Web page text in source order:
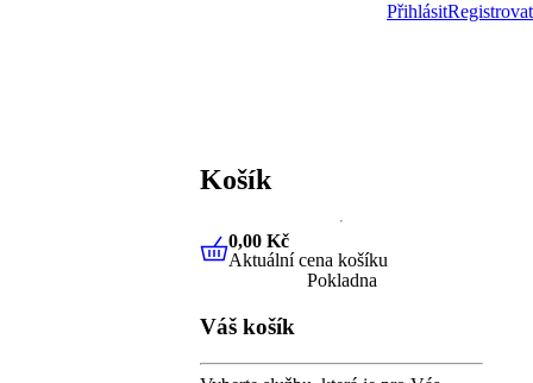
PřihlásitRegistrovat
Košík
0,00 KčAktuální cena košíku
0,00 Kč
Aktuální cena košíku
Pokladna
Váš košík